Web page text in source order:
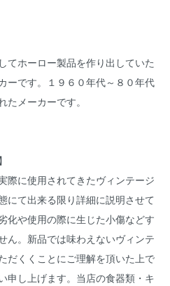
てホーロー製品を作り出していた
ーです。１９６０年代～８０年代
メーカーです。
際に使用されてきたヴィンテージ
にて出来る限り詳細に説明させて
化や使用の際に生じた小傷などす
ん。新品では味わえないヴィンテ
だくくことにご理解を頂いた上で
申し上げます。当店の食器類・キ